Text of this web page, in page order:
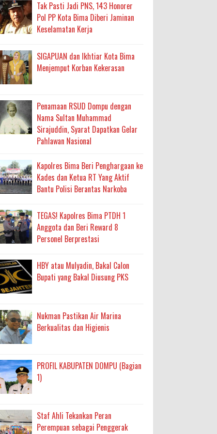
Layanan Berjalan Bertahap
Bantuan BSPS
2027 ke BPJN NTB
Pelaksanaan APBD Kota Bima
Kepercayaan Rakyat Landasan Utama
Air Bersih
Siap Edar
Tak Pasti Jadi PNS, 143 Honorer
Pol PP Kota Bima Diberi Jaminan
Keselamatan Kerja
SIGAPUAN dan Ikhtiar Kota Bima
Menjemput Korban Kekerasan
Penamaan RSUD Dompu dengan
Nama Sultan Muhammad
Sirajuddin, Syarat Dapatkan Gelar
Pahlawan Nasional
Kapolres Bima Beri Penghargaan ke
Kades dan Ketua RT Yang Aktif
Bantu Polisi Berantas Narkoba
TEGAS! Kapolres Bima PTDH 1
Anggota dan Beri Reward 8
Personel Berprestasi
HBY atau Mulyadin, Bakal Calon
Bupati yang Bakal Diusung PKS
Nukman Pastikan Air Marina
Berkualitas dan Higienis
PROFIL KABUPATEN DOMPU (Bagian
1)
Staf Ahli Tekankan Peran
Perempuan sebagai Penggerak